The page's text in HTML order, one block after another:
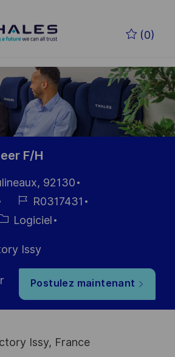
(0)
F/H
92130
Référence
du poste
R0317431
Logiciel
Issy
Postulez maintenant
Issy, France